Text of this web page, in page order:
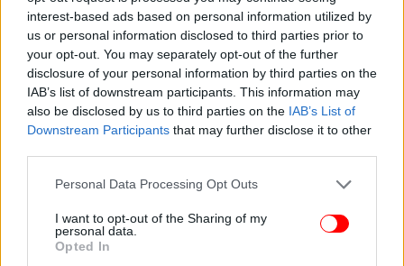
interest-based ads based on personal information utilized by
us or personal information disclosed to third parties prior to
your opt-out. You may separately opt-out of the further
disclosure of your personal information by third parties on the
IAB’s list of downstream participants. This information may
also be disclosed by us to third parties on the IAB’s List of
Downstream Participants that may further disclose it to other
Please note that this website/app uses one or more Google
not limited to your visit or usage behaviour. You may click to
grant or deny consent to Google and its third-party tags to
use your data for below specified purposes in below Google
Personal Data Processing Opt Outs
I want to opt-out of the Sharing of my
personal data.
Opted In